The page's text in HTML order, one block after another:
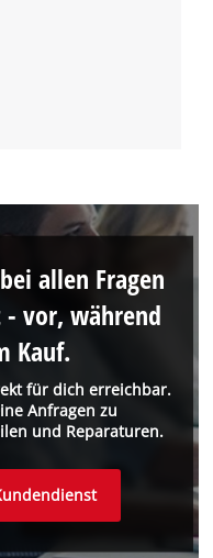
für dich erreichbar.
Anfragen zu
und Reparaturen.
allen Fragen
vor, während
Kauf.